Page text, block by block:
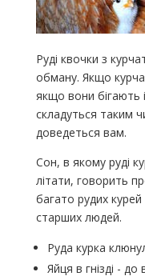
Руді квочки з
обману. Якщо
якщо вони бігають
складуться таким
доведеться вам.
Сон, в якому руді
літати, говорить
багато рудих
старших людей.
Руда курка
Яйця в гнізді -